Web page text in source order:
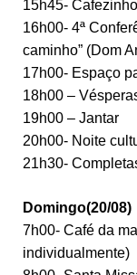
15h45- Cafezinho
16h00- 4ª
caminho” (Dom
17h00- Espaço
18h00 –
19h00 – Jantar
20h00- Noite
21h30-
Domingo(20/08)
7h00- Café da
individualmente)